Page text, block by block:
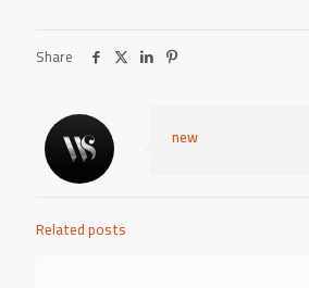
Share
new
Related posts